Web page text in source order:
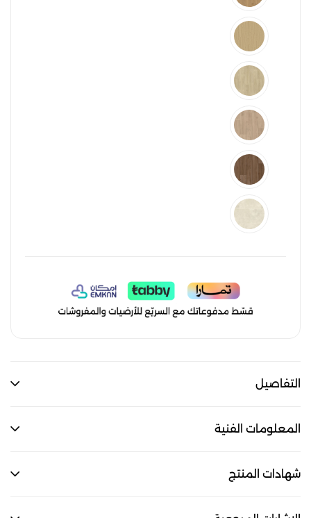
التفاصيل
المعلومات الفنية
شهادات المنتج